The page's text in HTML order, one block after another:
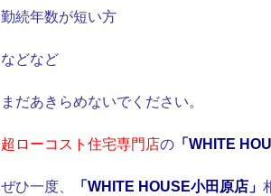
勤続年数が短い方
などなど
まだあきらめないでください。
超ローコスト住宅専門店の 「WHITE
ぜひ一度、 「WHITE HOUSE小田原店」